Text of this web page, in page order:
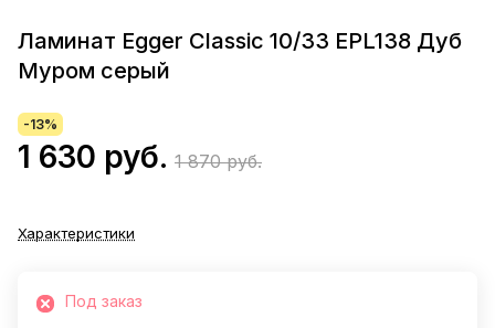
Ламинат Egger Classic 10/33 EPL138 Дуб
Муром серый
-13%
1 630 руб. 1 870 руб.
Характеристики
Под заказ